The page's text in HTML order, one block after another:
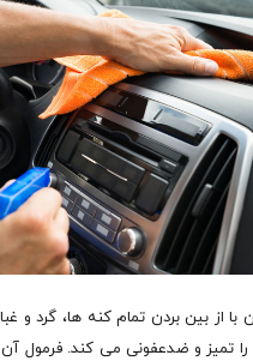
از بین بردن تمام کنه ها، گرد و
را تمیز و ضدعفونی می کند. فرمول